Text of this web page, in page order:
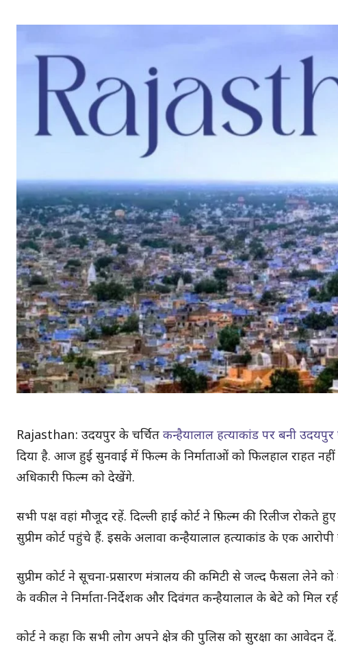
Rajasthan: उदयपुर के चर्चित कन्हैयालाल हत्याकांड पर बनी
दिया है. आज हुई सुनवाई में फिल्म के निर्माताओं को फिलहाल राहत
अधिकारी फिल्म को देखेंगे.
सभी पक्ष वहां मौजूद रहें. दिल्ली हाई कोर्ट ने फ़िल्म की रिलीज
सुप्रीम कोर्ट पहुंचे हैं. इसके अलावा कन्हैयालाल हत्याकांड के एक
सुप्रीम कोर्ट ने सूचना-प्रसारण मंत्रालय की कमिटी से जल्द फैसला लेने
के वकील ने निर्माता-निर्देशक और दिवंगत कन्हैयालाल के बेटे को मिल
कोर्ट ने कहा कि सभी लोग अपने क्षेत्र की पुलिस को सुरक्षा का आवेदन